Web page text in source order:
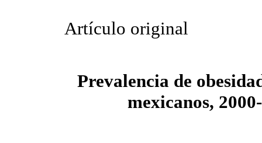
Artículo original
Prevalencia de
mexicanos,